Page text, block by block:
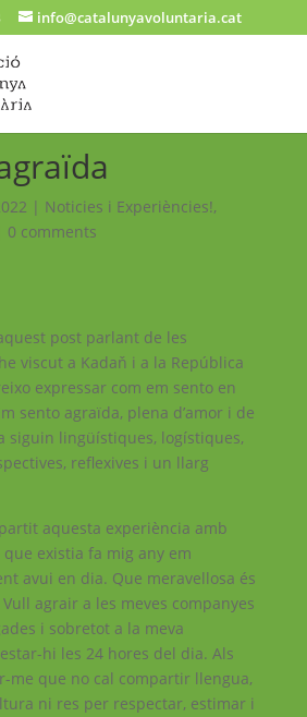
info@catalunyavoluntaria.cat
| Noticies i Experiències!,
0 comments
post parlant de les
viscut a Kadaň i a la República
expressar com em sento en
sento agraïda, plena d’amor i de
siguin lingüístiques, logístiques,
reflexives i un llarg
aquesta experiència amb
existia fa mig any em
avui en dia. Que meravellosa és
agrair a les meves companyes
i sobretot a la meva
hi les 24 hores del dia. Als
me que no cal compartir llengua,
ni res per respectar, estimar i